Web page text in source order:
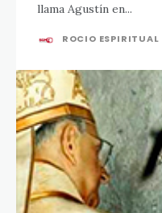
llama Agustín en...
ROCIO ESPIRITUAL